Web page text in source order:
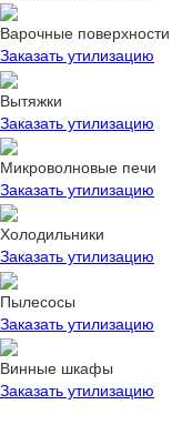
Варочные поверхности
Заказать утилизацию
Вытяжки
Заказать утилизацию
Микроволновые печи
Заказать утилизацию
Холодильники
Заказать утилизацию
Пылесосы
Заказать утилизацию
Винные шкафы
Заказать утилизацию